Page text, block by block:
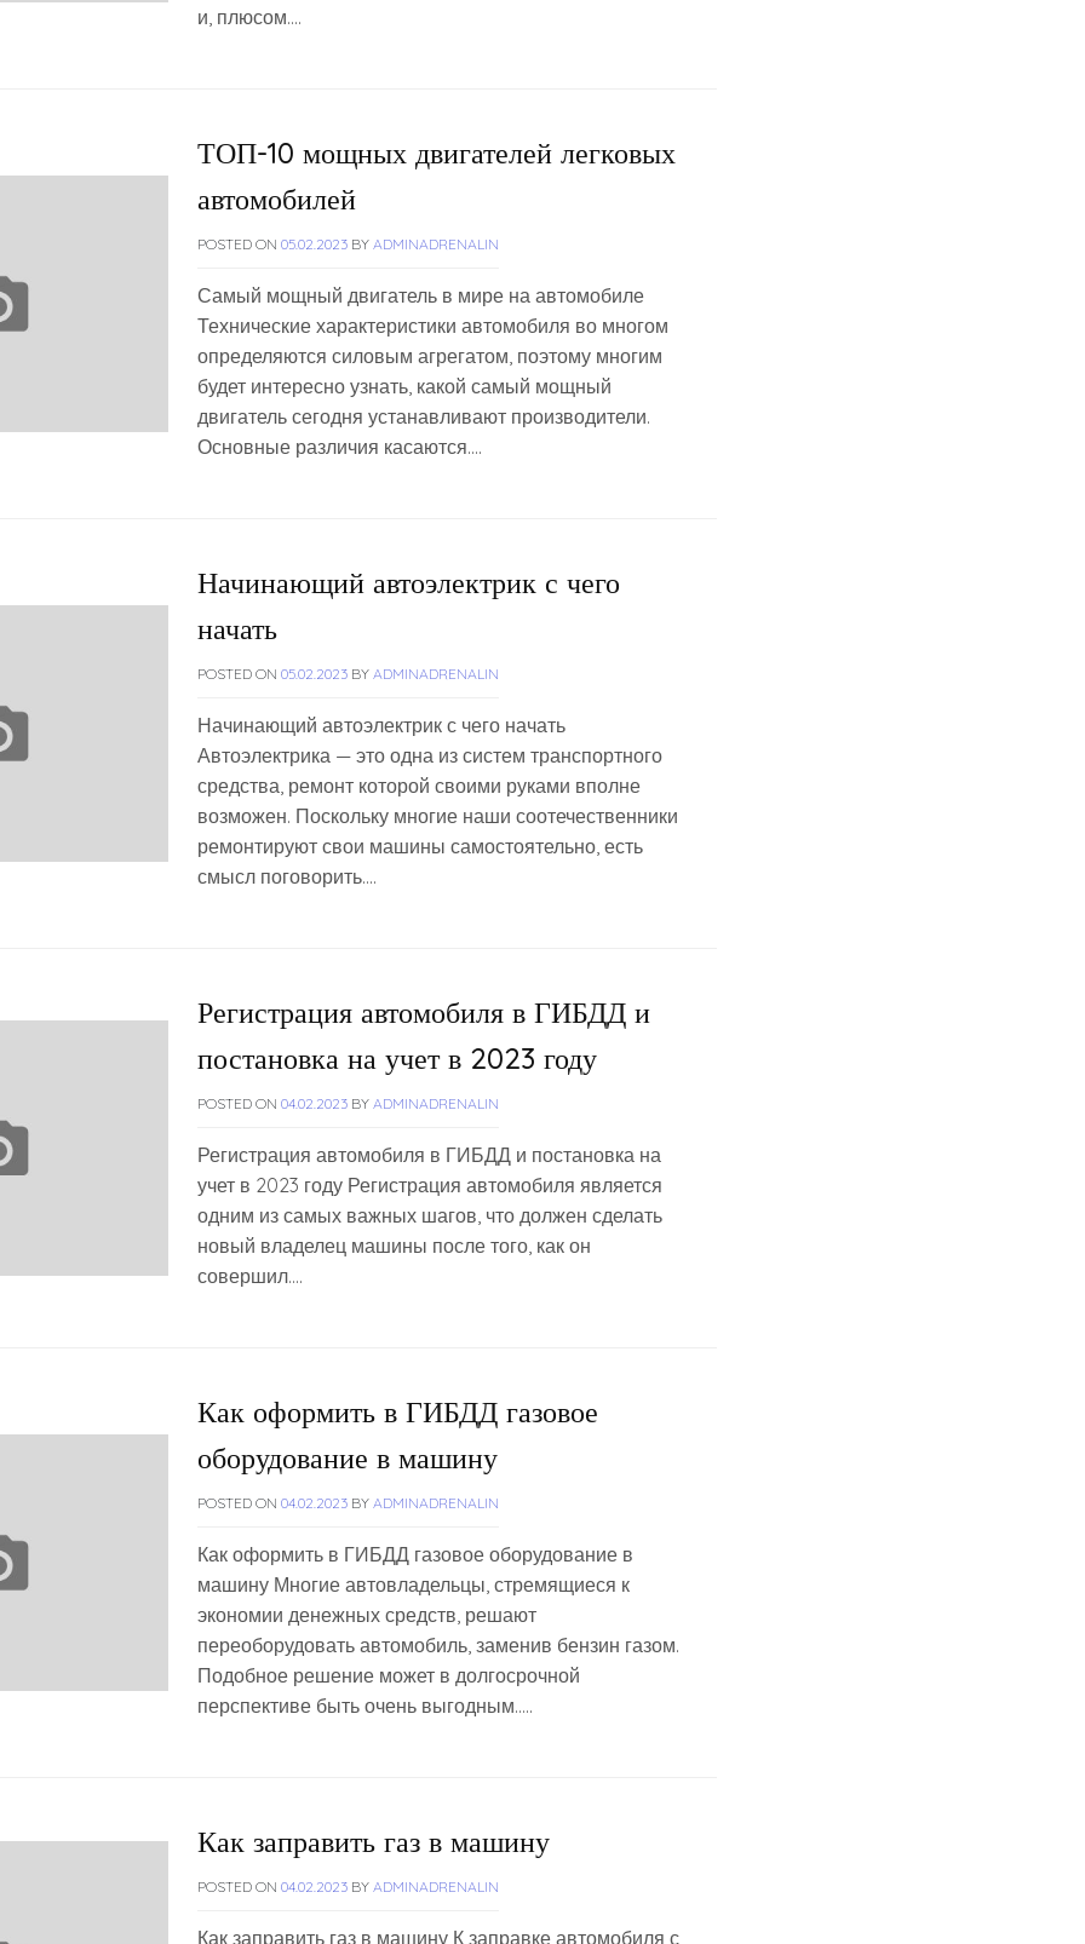
и, плюсом….
ТОП-10 мощных двигателей легковых
автомобилей
POSTED ON 05.02.2023BY ADMINADRENALIN
Самый мощный двигатель в мире на автомобиле
Технические характеристики автомобиля во многом
определяются силовым агрегатом, поэтому многим
будет интересно узнать, какой самый мощный
двигатель сегодня устанавливают производители.
Основные различия касаются….
Начинающий автоэлектрик с чего
начать
POSTED ON 05.02.2023BY ADMINADRENALIN
Начинающий автоэлектрик с чего начать
Автоэлектрика — это одна из систем транспортного
средства, ремонт которой своими руками вполне
возможен. Поскольку многие наши соотечественники
ремонтируют свои машины самостоятельно, есть
смысл поговорить….
Регистрация автомобиля в ГИБДД и
постановка на учет в 2023 году
POSTED ON 04.02.2023BY ADMINADRENALIN
Регистрация автомобиля в ГИБДД и постановка на
учет в 2023 году Регистрация автомобиля является
одним из самых важных шагов, что должен сделать
новый владелец машины после того, как он
совершил….
Как оформить в ГИБДД газовое
оборудование в машину
POSTED ON 04.02.2023BY ADMINADRENALIN
Как оформить в ГИБДД газовое оборудование в
машину Многие автовладельцы, стремящиеся к
экономии денежных средств, решают
переоборудовать автомобиль, заменив бензин газом.
Подобное решение может в долгосрочной
перспективе быть очень выгодным…..
Как заправить газ в машину
POSTED ON 04.02.2023BY ADMINADRENALIN
Как заправить газ в машину К заправке автомобиля с